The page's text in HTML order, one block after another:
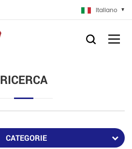
Italiano
RICERCA
CATEGORIE